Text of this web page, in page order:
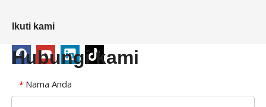
Ikuti kami
Hubungi kami
* Nama Anda